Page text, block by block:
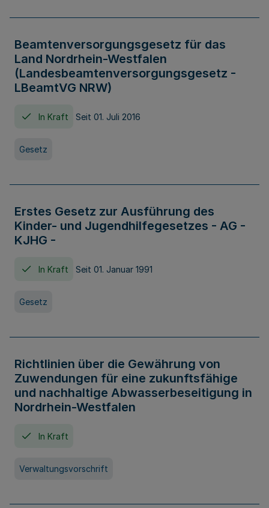
Beamtenversorgungsgesetz für das
Land Nordrhein-Westfalen
(Landesbeamtenversorgungsgesetz -
LBeamtVG NRW)
In Kraft Seit 01. Juli 2016
Gesetz
Erstes Gesetz zur Ausführung des
Kinder- und Jugendhilfegesetzes - AG -
KJHG -
In Kraft Seit 01. Januar 1991
Gesetz
Richtlinien über die Gewährung von
Zuwendungen für eine zukunftsfähige
und nachhaltige Abwasserbeseitigung in
Nordrhein-Westfalen
In Kraft
Verwaltungsvorschrift